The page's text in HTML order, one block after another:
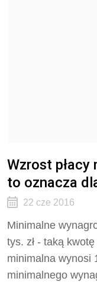
Wzrost płacy
to oznacza
22 cze 2016
Minimalne
tys. zł - taką
minimalna wynosi
minimalnego